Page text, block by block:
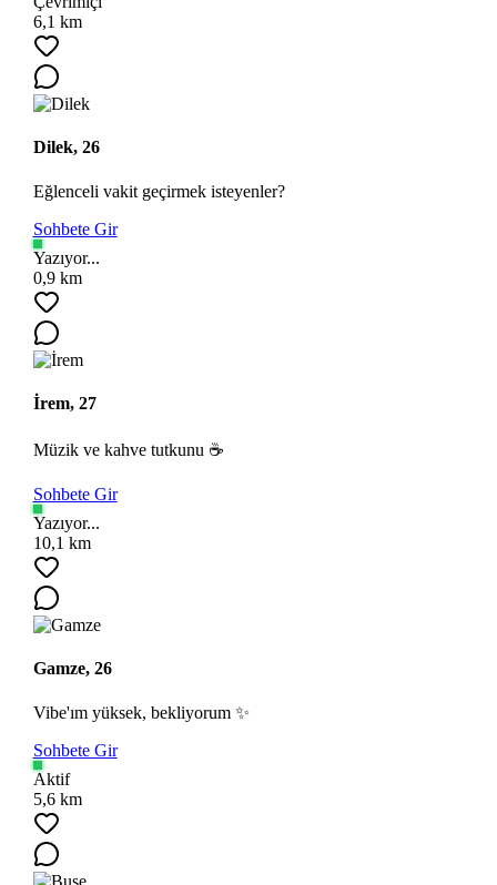
6,1 km
Dilek, 26
Eğlenceli vakit geçirmek isteyenler?
Sohbete Gir
Yazıyor...
0,9 km
İrem, 27
Müzik ve kahve tutkunu ☕
Sohbete Gir
Yazıyor...
10,1 km
Gamze, 26
Vibe'ım yüksek, bekliyorum ✨
Sohbete Gir
Aktif
5,6 km